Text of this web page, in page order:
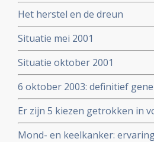
Het herstel en de dreun
Situatie mei 2001
Situatie oktober 2001
6 oktober 2003: definitief
bevestiging.
Er zijn 5 kiezen getrokken in
zuurstof therapie.
Mond- en keelkanker: